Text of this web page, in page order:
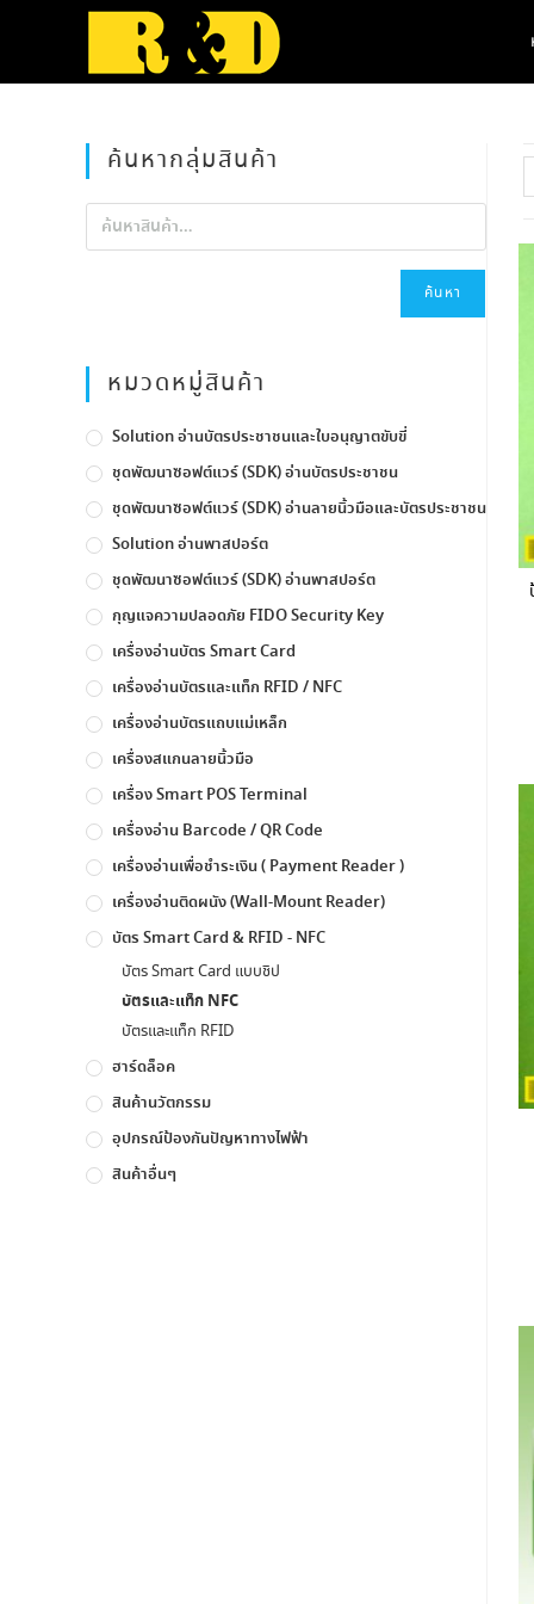
ค้นหากลุ่มสินค้า
ค้นหา
หมวดหมู่สินค้า
Solution อ่านบัตรประชาชนและใบอนุญาตขับขี่
ชุดพัฒนาซอฟต์แวร์ (SDK) อ่านบัตรประชาชน
ชุดพัฒนาซอฟต์แวร์ (SDK) อ่านลายนิ้วมือและบัตรประชาชน
Solution อ่านพาสปอร์ต
ชุดพัฒนาซอฟต์แวร์ (SDK) อ่านพาสปอร์ต
กุญแจความปลอดภัย FIDO Security Key
เครื่องอ่านบัตร Smart Card
เครื่องอ่านบัตรและแท็ก RFID / NFC
เครื่องอ่านบัตรแถบแม่เหล็ก
เครื่องสแกนลายนิ้วมือ
เครื่อง Smart POS Terminal
เครื่องอ่าน Barcode / QR Code
เครื่องอ่านเพื่อชำระเงิน ( Payment Reader )
เครื่องอ่านติดผนัง (Wall-Mount Reader)
บัตร Smart Card & RFID - NFC
บัตร Smart Card แบบชิป
บัตรและแท็ก NFC
บัตรและแท็ก RFID
ฮาร์ดล็อค
สินค้านวัตกรรม
อุปกรณ์ป้องกันปัญหาทางไฟฟ้า
สินค้าอื่นๆ